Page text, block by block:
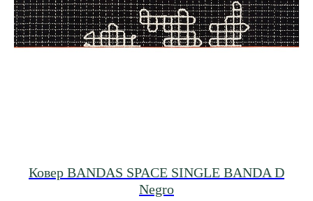
Ковер BANDAS SPACE SINGLE BANDA D
Negro